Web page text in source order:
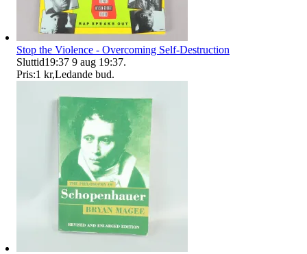
Stop the Violence - Overcoming Self-Destruction
Sluttid19:37 9 aug 19:37.
Pris:1 kr,Ledande bud.